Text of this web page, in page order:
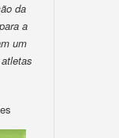
da
a
um